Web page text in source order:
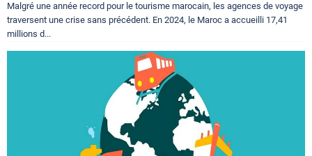
Malgré une année record pour le tourisme marocain, les agences de voyage
traversent une crise sans précédent. En 2024, le Maroc a accueilli 17,41
millions d...